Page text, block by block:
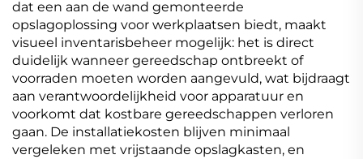
dat een aan de wand gemonteerde
opslagoplossing voor werkplaatsen biedt, maakt
visueel inventarisbeheer mogelijk: het is direct
duidelijk wanneer gereedschap ontbreekt of
voorraden moeten worden aangevuld, wat bijdraagt
aan verantwoordelijkheid voor apparatuur en
voorkomt dat kostbare gereedschappen verloren
gaan. De installatiekosten blijven minimaal
vergeleken met vrijstaande opslagkasten, en